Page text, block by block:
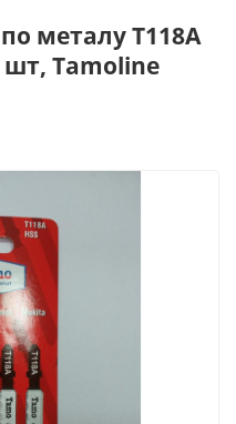
металу T118A
шт, Tamoline